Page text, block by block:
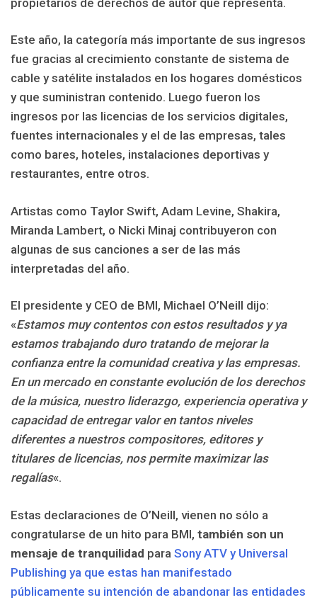
Este año, la categoría más importante de sus ingresos
fue gracias al crecimiento constante de sistema de
cable y satélite instalados en los hogares domésticos
y que suministran contenido. Luego fueron los
ingresos por las licencias de los servicios digitales,
fuentes internacionales y el de las empresas, tales
como bares, hoteles, instalaciones deportivas y
restaurantes, entre otros.
Artistas como Taylor Swift, Adam Levine, Shakira,
Miranda Lambert, o Nicki Minaj contribuyeron con
algunas de sus canciones a ser de las más
interpretadas del año.
El presidente y CEO de BMI, Michael O’Neill dijo:
«Estamos muy contentos con estos resultados y ya
estamos trabajando duro tratando de mejorar la
confianza entre la comunidad creativa y las empresas.
En un mercado en constante evolución de los derechos
de la música, nuestro liderazgo, experiencia operativa y
capacidad de entregar valor en tantos niveles
diferentes a nuestros compositores, editores y
titulares de licencias, nos permite maximizar las
regalías«.
Estas declaraciones de O’Neill, vienen no sólo a
congratularse de un hito para BMI, también son un
mensaje de tranquilidad para Sony ATV y Universal
Publishing ya que estas han manifestado
públicamente su intención de abandonar las entidades